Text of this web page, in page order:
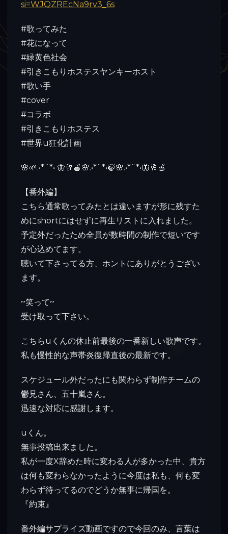
si=WJQZREcNa9rv3_6s
#歌ってみた
#花になって
#緑黄色社会
#引きこもりホステスヤンキーホスト
#歌い手
#cover
#コラボ
#引きこもりホステス
#世界u狂化計画
🌸🌱.•*¨*• 🦋🥂🍎🌸.•*¨*•🍃🌸.•*¨*•🦋🥂🍎
【番外編】
こちら通常歌ってみたとは違いますが形に残すた
めにshortにはせずに再生リストに入れました。
予定外だったため全員が数時間の制作で短いです
が心込めてます。
聴いて下さってる方、ホントにありがとうござい
ます。
~笑って~
受け取って下さい。
こちらuくんの休止前最後の一番新しい歌声です。
私も慢性的な声帯炎復帰直後の最新です。
スケジュール外だったにも関わらず制作チームの
鬱見さん、五十嵐さん。
迅速な対応に感謝します。
uくん。
無事投稿出来ました。
私が一度X辞めた時に変わる人が多かった中、貴方
は何も変わらなかったように今度は私も、何も変
わらず待ってるのでどうか無事に帰国を。
『約束』
番外編サプライズ動画ですので今回のみ、言葉は